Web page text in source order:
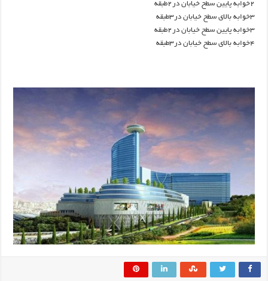
۲خوابه پایین سطح خیابان در۲طبقه
۳خوابه بالای سطح خیابان در۳طبقه
۳خوابه پایین سطح خیابان در۲طبقه
۴خوابه بالای سطح خیابان در۳طبقه